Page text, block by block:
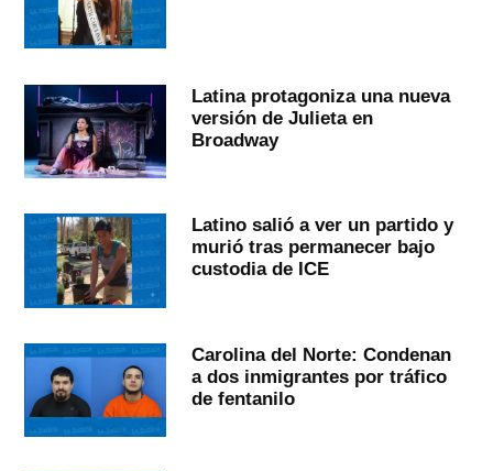
Latina protagoniza una nueva
versión de Julieta en
Broadway
Latino salió a ver un partido y
murió tras permanecer bajo
custodia de ICE
Carolina del Norte: Condenan
a dos inmigrantes por tráfico
de fentanilo